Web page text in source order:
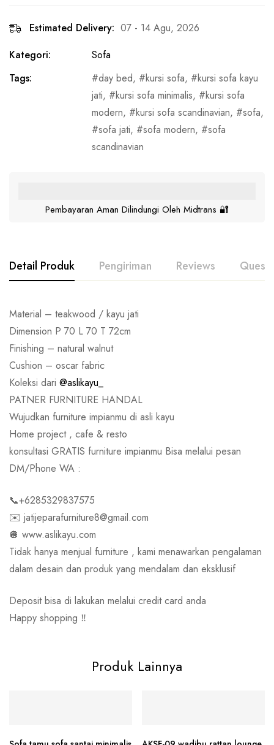
Estimated Delivery: 07 - 14 Agu, 2026
Kategori:
Sofa
Tags:
day bed, kursi sofa,
kursi sofa kayu
jati, kursi sofa minimalis,
kursi sofa
modern, kursi sofa scandinavian, sofa,
sofa jati, sofa modern,
sofa
scandinavian
Pembayaran Aman Dilindungi Oleh Midtrans 🔐
Detail Produk Pengiriman Reviews
Material – teakwood / kayu jati
Dimension P 70 L 70 T 72cm
Finishing – natural walnut
Cushion – oscar fabric
Koleksi dari @aslikayu_
PATNER FURNITURE HANDAL
Wujudkan furniture impianmu di asli kayu
Home project , cafe & resto
konsultasi GRATIS furniture impianmu Bisa melalui pesan
DM/Phone WA :
📞+6285329837575
✉️ jatijeparafurniture8@gmail.com
🪩 www.aslikayu.com
Tidak hanya menjual furniture , kami menawarkan pengalaman
dalam desain dan produk yang mendalam dan eksklusif
Deposit bisa di lakukan melalui credit card anda
Happy shopping ‼️
Produk Lainnya